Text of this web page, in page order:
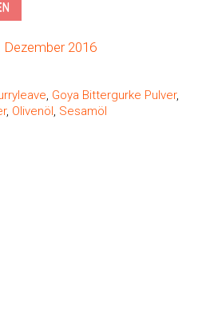
Dezember 2016
, Goya Bittergurke Pulver,
, Olivenöl, Sesamöl